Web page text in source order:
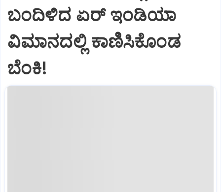
ಬಂದಿಳಿದ ಏರ್‌ ಇಂಡಿಯಾ
ವಿಮಾನದಲ್ಲಿ ಕಾಣಿಸಿಕೊಂಡ
ಬೆಂಕಿ!